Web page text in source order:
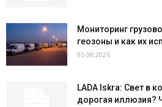
Мониторинг
геозоны и как их
05.08.2026
LADA Iskra: Свет в
дорогая иллюзия?